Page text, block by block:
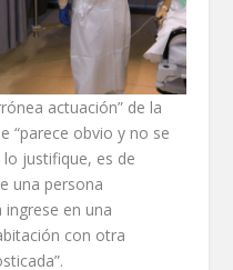
actuación” de la
“parece obvio y no se
justifique, es de
una persona
en una
con otra